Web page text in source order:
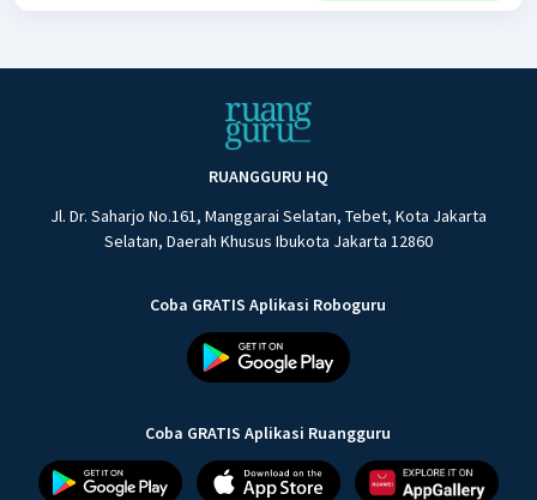
RUANGGURU HQ
Jl. Dr. Saharjo No.161, Manggarai Selatan, Tebet, Kota Jakarta
Selatan, Daerah Khusus Ibukota Jakarta 12860
Coba GRATIS Aplikasi Roboguru
Coba GRATIS Aplikasi Ruangguru